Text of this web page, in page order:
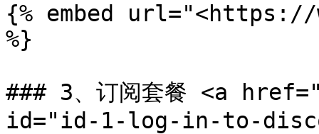
{% embed url="<https://
%}
### 3、订阅套餐 <a
id="id-1-log-in-to-